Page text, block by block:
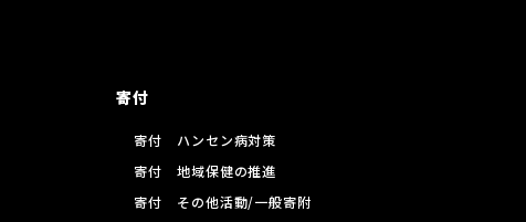
寄付
寄付 ハンセン病対策
寄付 地域保健の推進
寄付 その他活動/一般寄附